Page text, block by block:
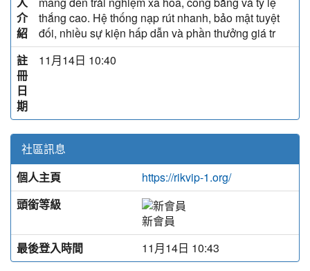
介
紹
thắng cao. Hệ thống nạp rút nhanh, bảo mật tuyệt
đối, nhiều sự kiện hấp dẫn và phần thưởng giá tr
註
冊
日
期
11月14日 10:40
社區訊息
個人主頁
https://rikvip-1.org/
頭銜等級
新會員
最後登入時間
11月14日 10:43